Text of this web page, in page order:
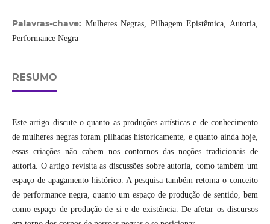
Palavras-chave: Mulheres Negras, Pilhagem Epistêmica, Autoria,
Performance Negra
RESUMO
Este artigo discute o quanto as produções artísticas e de conhecimento
de mulheres negras foram pilhadas historicamente, e quanto ainda hoje,
essas criações não cabem nos contornos das noções tradicionais de
autoria. O artigo revisita as discussões sobre autoria, como também um
espaço de apagamento histórico. A pesquisa também retoma o conceito
de performance negra, quanto um espaço de produção de sentido, bem
como espaço de produção de si e de existência. De afetar os discursos